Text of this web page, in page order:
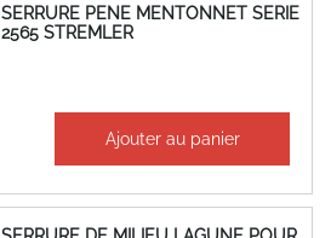
SERRURE PENE MENTONNET SERIE
2565 STREMLER
Ajouter au panier